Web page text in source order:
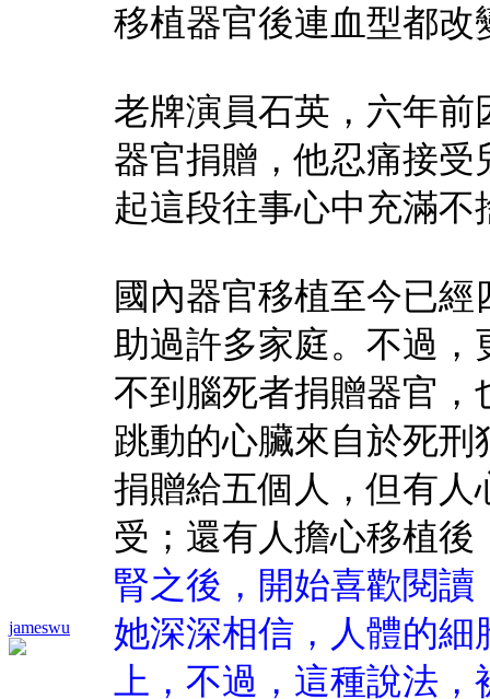
jameswu
移植器官後連血型都改
老牌演員石英，六年
器官捐贈，他忍痛接
起這段往事心中充滿不
國內器官移植至今已
助過許多家庭。不過
不到腦死者捐贈器官
跳動的心臟來自於死
捐贈給五個人，但有
受；還有人擔心移植後
腎之後，開始喜歡閱
她深深相信，人體的
上，不過，這種說法